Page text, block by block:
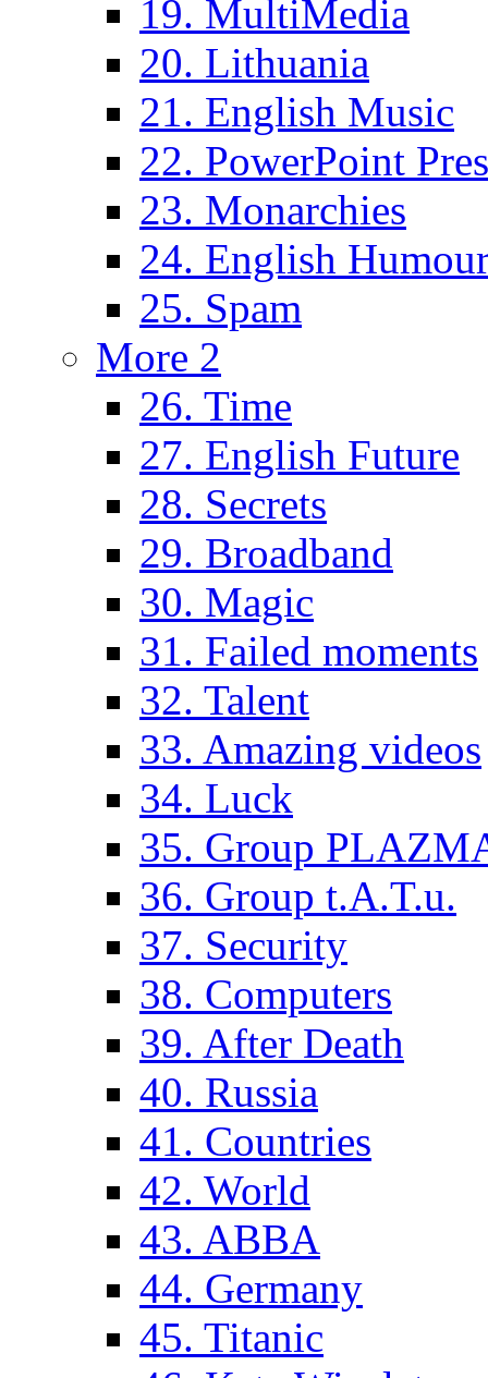
19. MultiMedia
20. Lithuania
21. English Music
22. PowerPoint
23. Monarchies
24. English
25. Spam
More 2
26. Time
27. English Future
28. Secrets
29. Broadband
30. Magic
31. Failed moments
32. Talent
33. Amazing videos
34. Luck
35. Group
36. Group t.A.T.u.
37. Security
38. Computers
39. After Death
40. Russia
41. Countries
42. World
43. ABBA
44. Germany
45. Titanic